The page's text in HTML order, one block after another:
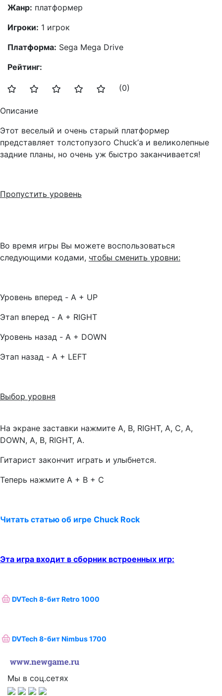
Жанр: платформер
Игроки: 1 игрок
Платформа: Sega Mega Drive
Рейтинг:
(0)
Описание
Этот веселый и очень старый платформер
представляет толстопузого Chuck’а и великолепные
задние планы, но очень уж быстро заканчивается!
Пропустить уровень
Во время игры Вы можете воспользоваться
следующими кодами, чтобы сменить уровни:
Уровень вперед - A + UP
Этап вперед - A + RIGHT
Уровень назад - A + DOWN
Этап назад - A + LEFT
Выбор уровня
На экране заставки нажмите A, B, RIGHT, A, C, A,
DOWN, A, B, RIGHT, A.
Гитарист закончит играть и улыбнется.
Теперь нажмите A + B + C
Читать статью об игре Chuck Rock
Эта игра входит в сборник встроенных игр:
DVTech 8-бит Retro 1000
DVTech 8-бит Nimbus 1700
Мы в соц.сетях